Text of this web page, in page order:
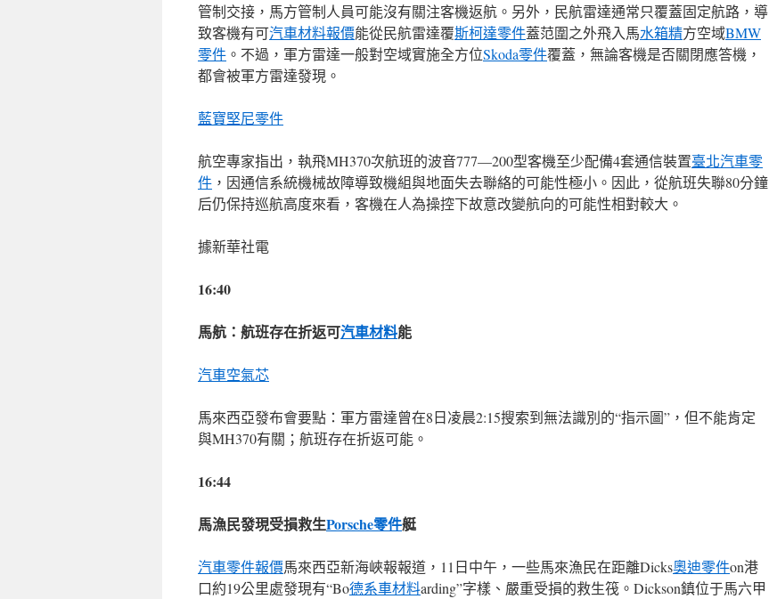
管制交接，馬方管制人員可能沒有關注客機返航。另外，民航雷達通常只覆蓋固定航路，導
致客機有可汽車材料報價能從民航雷達覆斯柯達零件蓋范圍之外飛入馬水箱精方空域BMW
零件 。不過，軍方雷達一般對空域實施全方位Skoda零件覆蓋，無論客機是否關閉應答機，
都會被軍方雷達發現。
藍寶堅尼零件
航空專家指出，執飛MH370次航班的波音777—200型客機至少配備4套通信裝置臺北汽車零
件 ，因通信系統機械故障導致機組與地面失去聯絡的可能性極小。因此，從航班失聯80分鐘
后仍保持巡航高度來看，客機在人為操控下故意改變航向的可能性相對較大。
據新華社電
16:40
馬航：航班存在折返可汽車材料能
汽車空氣芯
馬來西亞發布會要點：軍方雷達曾在8日凌晨2:15搜索到無法識別的“指示圖”，但不能肯定
與MH370有關；航班存在折返可能。
16:44
馬漁民發現受損救生Porsche零件艇
汽車零件報價馬來西亞新海峽報報道，11日中午，一些馬來漁民在距離Dicks奧迪零件on港
口約19公里處發現有“Bo德系車材料arding”字樣、嚴重受損的救生筏。Dickson鎮位于馬六甲